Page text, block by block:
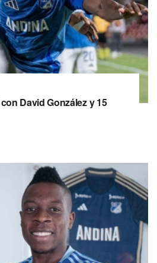
David González y 15